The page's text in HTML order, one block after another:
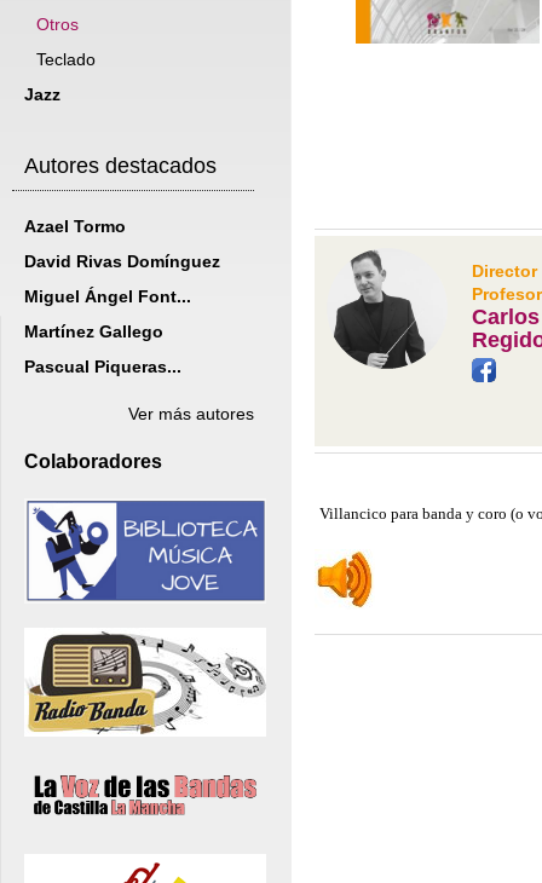
Otros
Teclado
Jazz
Autores destacados
Azael Tormo
David Rivas Domínguez
Miguel Ángel Font...
Martínez Gallego
Pascual Piqueras...
Ver más autores
Colaboradores
Profesor
Villancico para banda y coro (o